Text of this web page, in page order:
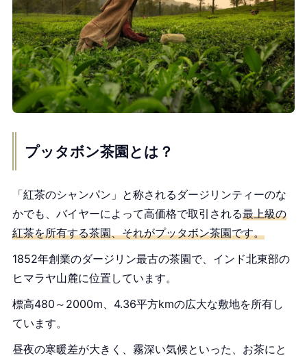
プッタボン茶園とは？
「紅茶のシャンパン」と称されるダージリンティーのな
かでも、バイヤーによって高価格で取引される最上級の
紅茶を所有する茶園、それがプッタボン茶園です。
1852年創業のダージリン最古の茶園で、インド北東部の
ヒマラヤ山麓に位置しています。
標高480～2000m、4.36平方kmの広大な敷地を所有し
ています。
昼夜の寒暖差が大きく、霧深い気候といった、お茶にと